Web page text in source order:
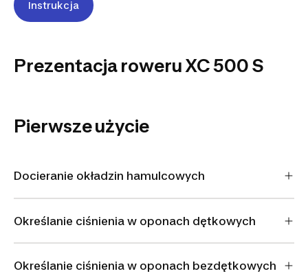
Instrukcja
Prezentacja roweru XC 500 S
XC 500 S
Pierwsze użycie
Docieranie okładzin hamulcowych
Określanie ciśnienia w oponach dętkowych
Określanie ciśnienia w oponach bezdętkowych